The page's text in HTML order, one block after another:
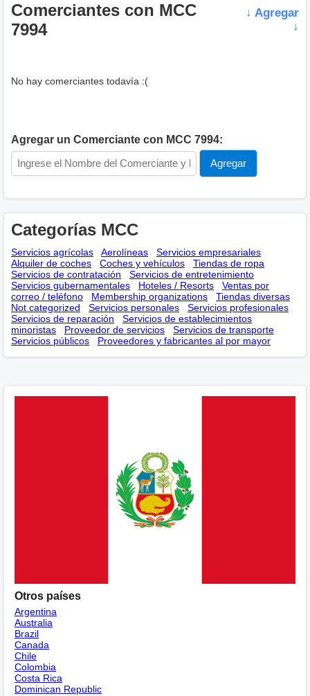
Comerciantes con MCC
7994
↓ Agregar
↓
No hay comerciantes todavía :(
Agregar un Comerciante con MCC 7994:
Categorías MCC
Servicios agrícolas Aerolíneas
Servicios empresariales
Alquiler de coches
Coches y vehículos
Tiendas de ropa
Servicios de contratación
Servicios de entretenimiento
Servicios gubernamentales
Hoteles / Resorts
Ventas por
correo / teléfono
Membership оrganizations
Tiendas diversas
Not categorized
Servicios personales
Servicios profesionales
Servicios de reparación
Servicios de establecimientos
minoristas
Proveedor de servicios
Servicios de transporte
Servicios públicos
Proveedores y fabricantes al por mayor
Otros países
Argentina
Australia
Brazil
Canada
Chile
Colombia
Costa Rica
Dominican Republic